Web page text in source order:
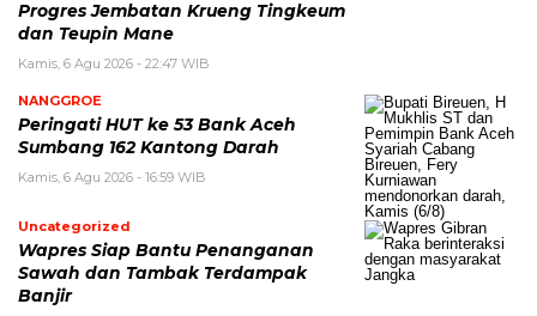
Progres Jembatan Krueng Tingkeum
dan Teupin Mane
Kamis, 6 Agu 2026 - 22:47 WIB
NANGGROE
Peringati HUT ke 53 Bank Aceh
Sumbang 162 Kantong Darah
Kamis, 6 Agu 2026 - 16:59 WIB
Uncategorized
Wapres Siap Bantu Penanganan
Sawah dan Tambak Terdampak
Banjir